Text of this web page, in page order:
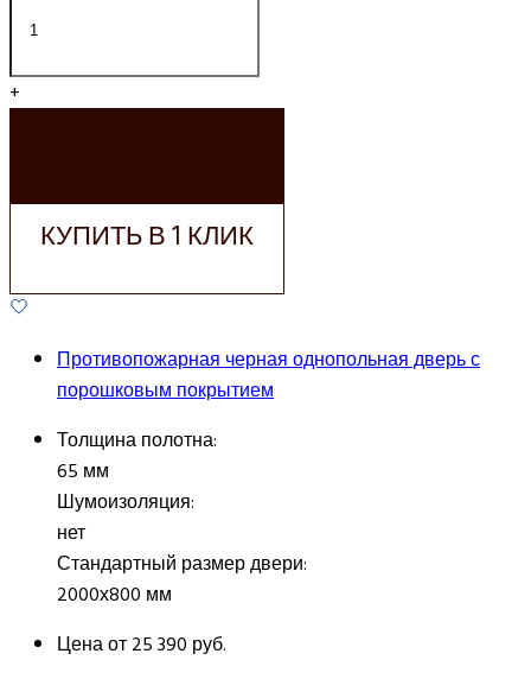
+
КУПИТЬ В 1 КЛИК
Противопожарная черная однопольная дверь с
порошковым покрытием
Толщина полотна:
65 мм
Шумоизоляция:
нет
Стандартный размер двери:
2000х800 мм
Цена от25 390 руб.